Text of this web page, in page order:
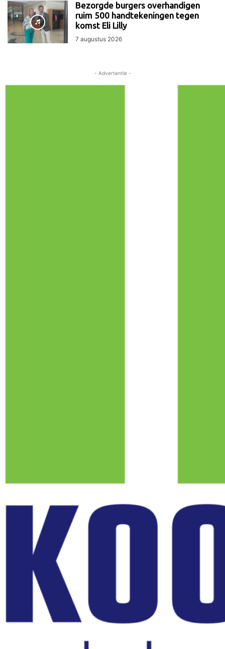
Bezorgde burgers overhandigen
ruim 500 handtekeningen tegen
komst Eli Lilly
7 augustus 2026
- Advertentie -